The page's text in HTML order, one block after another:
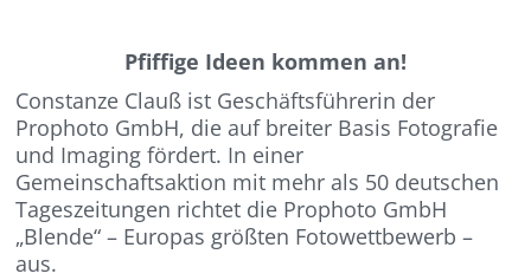
Pfiffige Ideen kommen an!
Constanze Clauß ist Geschäftsführerin der
Prophoto GmbH, die auf breiter Basis Fotografie
und Imaging fördert. In einer
Gemeinschaftsaktion mit mehr als 50 deutschen
Tageszeitungen richtet die Prophoto GmbH
„Blende“ – Europas größten Fotowettbewerb –
aus.